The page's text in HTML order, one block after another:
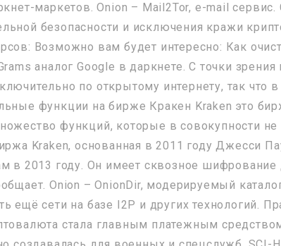
маркетов. Onion – Mail2Tor, e-mail сервис.
безопасности и исключения кражи
Возможно вам будет интересно: Как
аналог Google в даркнете. С точки
по открытому интернету, так что
функции на бирже Кракен Kraken это
функций, которые в совокупности не
Kraken, основанная в 2011 году Джесси
в 2013 году. Он имеет сквозное
Onion – OnionDir, модерируемый
ещё сети на базе I2P и других технологий.
стала главным платежным